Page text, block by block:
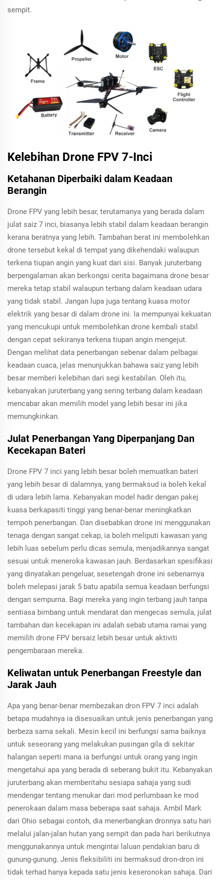
sempit.
Kelebihan Drone FPV 7-Inci
Ketahanan Diperbaiki dalam Keadaan
Berangin
Drone FPV yang lebih besar, terutamanya yang berada dalam
julat saiz 7 inci, biasanya lebih stabil dalam keadaan berangin
kerana beratnya yang lebih. Tambahan berat ini membolehkan
drone tersebut kekal di tempat yang dikehendaki walaupun
terkena tiupan angin yang kuat dari sisi. Banyak juruterbang
berpengalaman akan berkongsi cerita bagaimana drone besar
mereka tetap stabil walaupun terbang dalam keadaan udara
yang tidak stabil. Jangan lupa juga tentang kuasa motor
elektrik yang besar di dalam drone ini. Ia mempunyai kekuatan
yang mencukupi untuk membolehkan drone kembali stabil
dengan cepat sekiranya terkena tiupan angin mengejut.
Dengan melihat data penerbangan sebenar dalam pelbagai
keadaan cuaca, jelas menunjukkan bahawa saiz yang lebih
besar memberi kelebihan dari segi kestabilan. Oleh itu,
kebanyakan juruterbang yang sering terbang dalam keadaan
mencabar akan memilih model yang lebih besar ini jika
memungkinkan.
Julat Penerbangan Yang Diperpanjang Dan
Kecekapan Bateri
Drone FPV 7 inci yang lebih besar boleh memuatkan bateri
yang lebih besar di dalamnya, yang bermaksud ia boleh kekal
di udara lebih lama. Kebanyakan model hadir dengan pakej
kuasa berkapasiti tinggi yang benar-benar meningkatkan
tempoh penerbangan. Dan disebabkan drone ini menggunakan
tenaga dengan sangat cekap, ia boleh meliputi kawasan yang
lebih luas sebelum perlu dicas semula, menjadikannya sangat
sesuai untuk meneroka kawasan jauh. Berdasarkan spesifikasi
yang dinyatakan pengeluar, sesetengah drone ini sebenarnya
boleh melepasi jarak 5 batu apabila semua keadaan berfungsi
dengan sempurna. Bagi mereka yang ingin terbang jauh tanpa
sentiasa bimbang untuk mendarat dan mengecas semula, julat
tambahan dan kecekapan ini adalah sebab utama ramai yang
memilih drone FPV bersaiz lebih besar untuk aktiviti
pengembaraan mereka.
Keliwatan untuk Penerbangan Freestyle dan
Jarak Jauh
Apa yang benar-benar membezakan dron FPV 7 inci adalah
betapa mudahnya ia disesuaikan untuk jenis penerbangan yang
berbeza sama sekali. Mesin kecil ini berfungsi sama baiknya
untuk seseorang yang melakukan pusingan gila di sekitar
halangan seperti mana ia berfungsi untuk orang yang ingin
mengetahui apa yang berada di seberang bukit itu. Kebanyakan
juruterbang akan memberitahu sesiapa sahaja yang sudi
mendengar tentang menukar dari mod perlumbaan ke mod
penerokaan dalam masa beberapa saat sahaja. Ambil Mark
dari Ohio sebagai contoh, dia menerbangkan dronnya satu hari
melalui jalan-jalan hutan yang sempit dan pada hari berikutnya
menggunakannya untuk mengintai laluan pendakian baru di
gunung-gunung. Jenis fleksibiliti ini bermaksud dron-dron ini
tidak terhad hanya kepada satu jenis keseronokan sahaja. Dari